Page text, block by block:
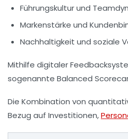
Führungskultur und
Markenstärke und
Nachhaltigkeit und soziale
Mithilfe digitaler
sogenannte Balanced
Die Kombination von
Bezug auf Investitionen,